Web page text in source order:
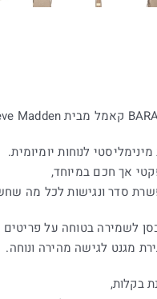
לנוחות יומיומית.
אך חכם במיוחד,
לשמירה בטוחה על
מגנט לגישה מהירה ונוחה.
בקלות,